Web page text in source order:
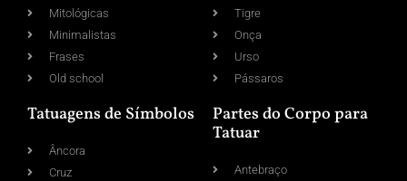
Mitológicas
Minimalistas
Frases
Old school
Tigre
Onça
Urso
Pássaros
Tatuagens de Símbolos
Âncora
Cruz
Partes do Corpo para
Tatuar
Antebraço